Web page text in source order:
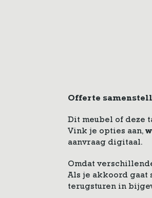
Offerte
Dit meubel of deze
Vink je opties aan,
aanvraag digitaal.
Omdat
Als je akkoord gaat
terugsturen in